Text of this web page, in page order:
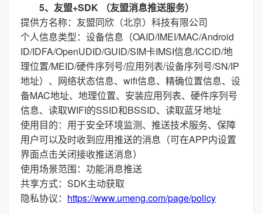
5、友盟+SDK （友盟消息推送服务）
提供方名称：友盟同欣（北京）科技有限公司
个人信息类型：设备信息（OAID/IMEI/MAC/Android
ID/IDFA/OpenUDID/GUID/SIM卡IMSI信息/ICCID/地
理位置/MEID/硬件序列号/应用列表/设备序列号/SN/IP
地址）、网络状态信息、wifi信息、精确位置信息、设
备MAC地址、地理位置、安装应用列表、硬件序列号
信息、读取WIFI的SSID和BSSID、读取蓝牙地址
使用目的：用于安全环境监测、推送技术服务、保障
用户可以及时收到应用推送的消息（可在APP内设置
界面点击关闭接收推送消息）
使用场景范围：功能消息推送
共享方式：SDK主动获取
隐私协议： https://www.umeng.com/page/policy